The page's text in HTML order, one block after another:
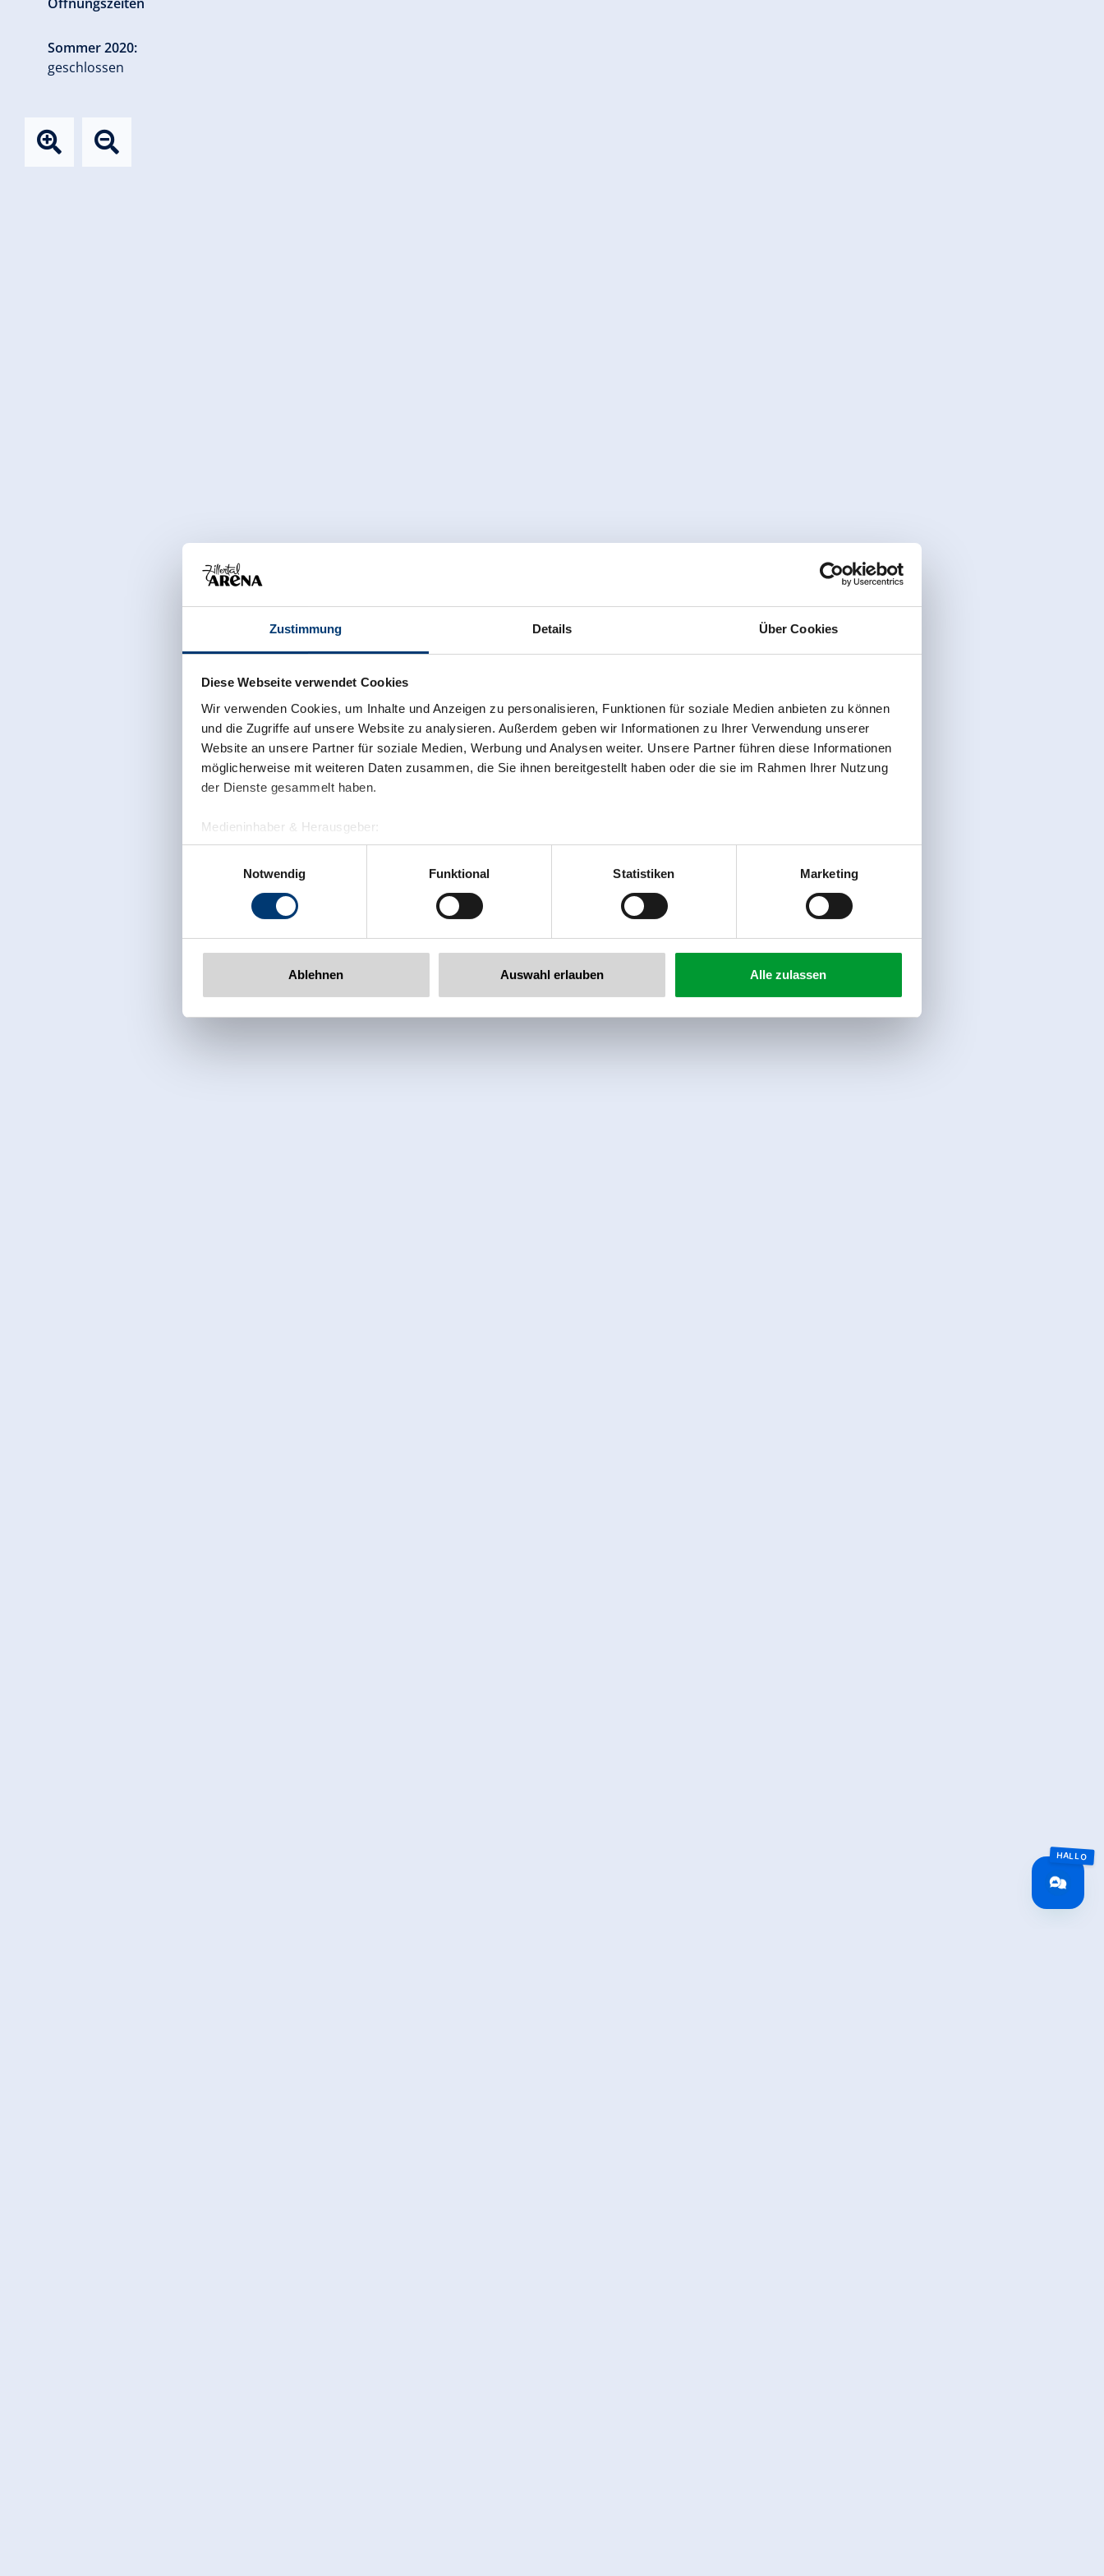
Zustimmung Details Über Cookies
Diese Webseite verwendet Cookies
Wir verwenden Cookies, um Inhalte und Anzeigen zu personalisieren, Funktionen für soziale Medien anbieten zu können
und die Zugriffe auf unsere Website zu analysieren. Außerdem geben wir Informationen zu Ihrer Verwendung unserer
Website an unsere Partner für soziale Medien, Werbung und Analysen weiter. Unsere Partner führen diese Informationen
möglicherweise mit weiteren Daten zusammen, die Sie ihnen bereitgestellt haben oder die sie im Rahmen Ihrer Nutzung
der Dienste gesammelt haben.
Medieninhaber & Herausgeber:
Zeller Bergbahnen Zillertal GmbH & Co KG
Rohr 23// A-6280 Zell am Ziller
www.zillertalarena.com
Notwendig
Funktional Statistiken Marketing
Ablehnen Auswahl erlauben Alle zulassen
Sommer 2020:
geschlossen